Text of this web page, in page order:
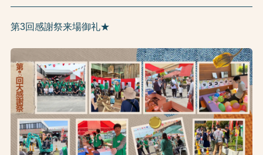
第3回感謝祭来場御礼★